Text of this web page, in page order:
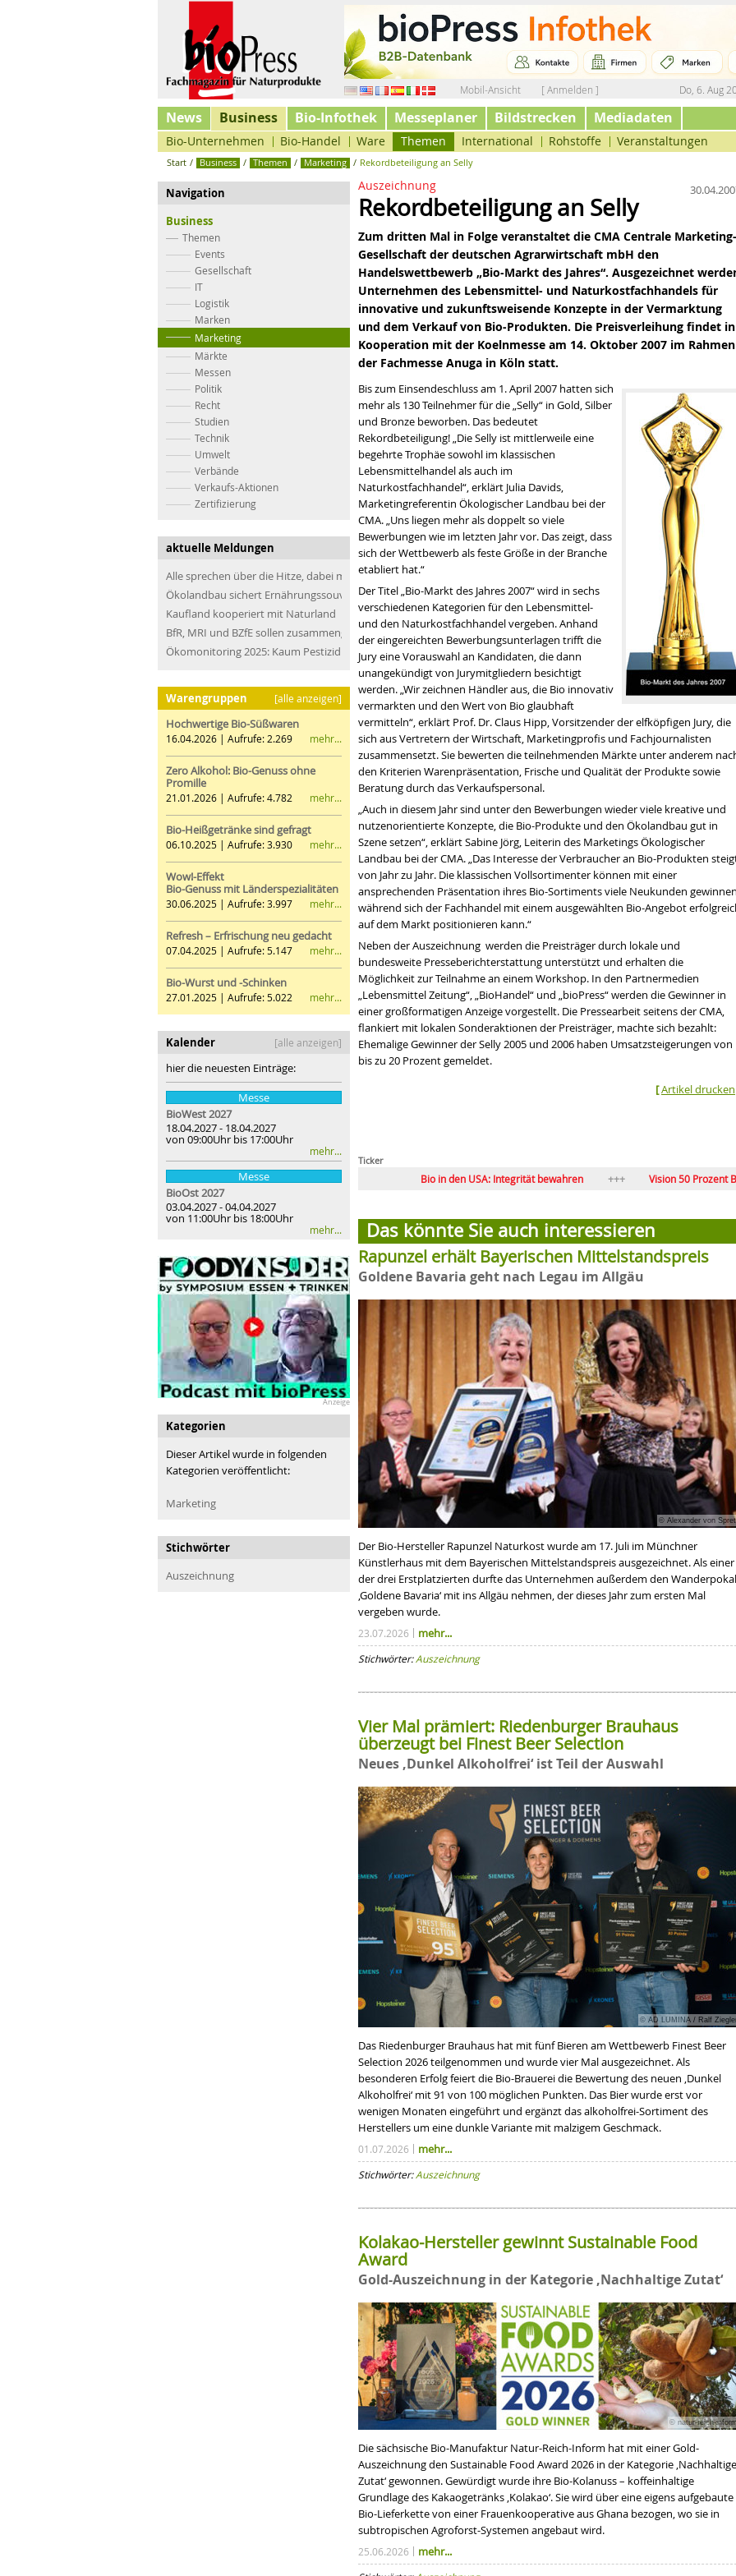
Mobil-Ansicht [ Anmelden ] Do, 6. Aug
News Business
Bio-Unternehmen Bio-Handel Ware Themen International Rohstoffe Veranstaltungen
Bio-Infothek Messeplaner Bildstrecken Mediadaten
Start / Business / Themen / Marketing / Rekordbeteiligung an Selly
Navigation
Business
Themen
Events
Gesellschaft
IT
Logistik
Marken
Marketing
Märkte
Messen
Politik
Recht
Studien
Technik
Umwelt
Verbände
Verkaufs-Aktionen
Zertifizierung
aktuelle Meldungen
Alle sprechen über die Hitze, dabei müssen wir über die Dürre sprechen
Ökolandbau sichert Ernährungssouveränität
Kaufland kooperiert mit Naturland
BfR, MRI und BZfE sollen zusammengeführt werden
Ökomonitoring 2025: Kaum Pestizidrückstände in Bio-Lebensmitteln
Warengruppen [alle anzeigen]
Hochwertige Bio-Süßwaren
16.04.2026 | Aufrufe: 2.269 mehr...
Zero Alkohol: Bio-Genuss ohne
Promille
21.01.2026 | Aufrufe: 4.782 mehr...
Bio-Heißgetränke sind gefragt
06.10.2025 | Aufrufe: 3.930 mehr...
Wow!-Effekt
Bio-Genuss mit Länderspezialitäten
30.06.2025 | Aufrufe: 3.997 mehr...
Refresh – Erfrischung neu gedacht
07.04.2025 | Aufrufe: 5.147 mehr...
Bio-Wurst und -Schinken
27.01.2025 | Aufrufe: 5.022 mehr...
Kalender [alle anzeigen]
hier die neuesten Einträge:
Messe
BioWest 2027
18.04.2027 - 18.04.2027
von 09:00Uhr bis 17:00Uhr
mehr...
Messe
BioOst2027
03.04.2027 - 04.04.2027
von 11:00Uhr bis 18:00Uhr
mehr...
Anzeige
Kategorien
Dieser Artikel wurde in folgenden
Kategorien veröffentlicht:
Marketing
Stichwörter
Auszeichnung
Auszeichnung
Rekordbeteiligung an Selly
Zum dritten Mal in Folge veranstaltet die CMA Centrale Marketing-
Gesellschaft der deutschen Agrarwirtschaft mbH den
Handelswettbewerb „Bio-Markt des Jahres“. Ausgezeichnet
Unternehmen des Lebensmittel- und Naturkostfachhandels für
innovative und zukunftsweisende Konzepte in der Vermarktung
und dem Verkauf von Bio-Produkten. Die Preisverleihung findet in
Kooperation mit der Koelnmesse am 14. Oktober 2007 im Rahmen
der Fachmesse Anuga in Köln statt.
Bis zum Einsendeschluss am 1. April 2007 hatten sich
mehr als 130 Teilnehmer für die „Selly“ in Gold, Silber
und Bronze beworben. Das bedeutet
Rekordbeteiligung! „Die Selly ist mittlerweile eine
begehrte Trophäe sowohl im klassischen
Lebensmittelhandel als auch im
Naturkostfachhandel“, erklärt Julia Davids,
Marketingreferentin Ökologischer Landbau bei der
CMA. „Uns liegen mehr als doppelt so viele
Bewerbungen wie im letzten Jahr vor. Das zeigt, dass
sich der Wettbewerb als feste Größe in der Branche
etabliert hat.“
Der Titel „Bio-Markt des Jahres 2007“ wird in sechs
verschiedenen Kategorien für den Lebensmittel-
und den Naturkostfachhandel vergeben. Anhand
der eingereichten Bewerbungsunterlagen trifft die
Jury eine Vorauswahl an Kandidaten, die dann
unangekündigt von Jurymitgliedern besichtigt
werden. „Wir zeichnen Händler aus, die Bio innovativ
vermarkten und den Wert von Bio glaubhaft
vermitteln“, erklärt Prof. Dr. Claus Hipp, Vorsitzender der elfköpfigen Jury, die
sich aus Vertretern der Wirtschaft, Marketingprofis und Fachjournalisten
zusammensetzt. Sie bewerten die teilnehmenden Märkte unter anderem
den Kriterien Warenpräsentation, Frische und Qualität der Produkte sowie
Beratung durch das Verkaufspersonal.
„Auch in diesem Jahr sind unter den Bewerbungen wieder viele kreative und
nutzenorientierte Konzepte, die Bio-Produkte und den Ökolandbau gut in
Szene setzen“, erklärtSabine Jörg, Leiterin des Marketings Ökologischer
Landbau bei der CMA. „Das Interesse der Verbraucher an Bio-Produkten
von Jahr zu Jahr. Die klassischen Vollsortimenter können mit einer
ansprechenden Präsentation ihres Bio-Sortiments viele Neukunden
während sich der Fachhandel mit einem ausgewählten Bio-Angebot
auf dem Markt positionieren kann.“
Neben der Auszeichnung werden die Preisträger durch lokale und
bundesweite Presseberichterstattung unterstützt und erhalten die
Möglichkeit zur Teilnahme an einem Workshop. In den Partnermedien
„Lebensmittel Zeitung“, „BioHandel“ und „bioPress“ werden die Gewinner in
einer großformatigen Anzeige vorgestellt. Die Pressearbeit seitens der CMA,
flankiert mit lokalen Sonderaktionen der Preisträger, machte sich bezahlt:
Ehemalige Gewinner der Selly 2005 und 2006 haben Umsatzsteigerungen von
bis zu 20 Prozent gemeldet.
[Artikel drucken
Ticker
Bio in den USA: Integrität bewahren
Vision 50 Prozent Bio im LEH?
Das könnte Sie auch interessieren
Rapunzel erhält Bayerischen Mittelstandspreis
Goldene Bavaria geht nach Legau im Allgäu
© Alexander von
Der Bio-Hersteller Rapunzel Naturkost wurde am 17. Juli im Münchner
Künstlerhaus mit dem Bayerischen Mittelstandspreis ausgezeichnet. Als einer
der drei Erstplatzierten durfte das Unternehmen außerdem den Wanderpokal
‚Goldene Bavaria‘ mit ins Allgäu nehmen, der dieses Jahr zum ersten Mal
vergeben wurde.
23.07.2026 mehr...
Stichwörter:Auszeichnung
Vier Mal prämiert: Riedenburger Brauhaus
überzeugt bei Finest Beer Selection
Neues ‚Dunkel Alkoholfrei‘ ist Teil der Auswahl
© AD LUMINA / Ralf
Das Riedenburger Brauhaus hat mit fünf Bieren am Wettbewerb Finest Beer
Selection 2026 teilgenommen und wurde vier Mal ausgezeichnet. Als
besonderen Erfolg feiert die Bio-Brauerei die Bewertung des neuen ‚Dunkel
Alkoholfrei‘ mit 91 von 100 möglichen Punkten. Das Bier wurde erst vor
wenigen Monaten eingeführt und ergänzt das alkoholfrei-Sortiment des
Herstellers um eine dunkle Variante mit malzigem Geschmack.
01.07.2026 mehr...
Stichwörter:Auszeichnung
Kolakao-Hersteller gewinnt Sustainable Food
Award
Gold-Auszeichnung in der Kategorie ‚Nachhaltige Zutat‘
© natur-reich-
Die sächsische Bio-Manufaktur Natur-Reich-Inform hat mit einer Gold-
Auszeichnung den Sustainable Food Award 2026 in der Kategorie ‚Nachhaltige
Zutat‘ gewonnen. Gewürdigt wurde ihre Bio-Kolanuss – koffeinhaltige
Grundlage des Kakaogetränks ‚Kolakao‘. Sie wird über eine eigens aufgebaute
Bio-Lieferkette von einer Frauenkooperative aus Ghana bezogen, wo sie in
subtropischen Agroforst-Systemen angebaut wird.
25.06.2026 mehr...